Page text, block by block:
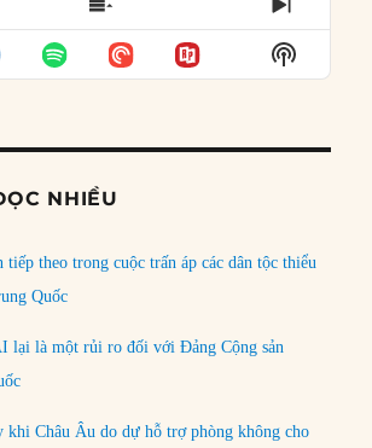
SHOW
EPISODES
LIST
NEXT
Show
Podcast
NHIỀU
tiếp theo trong cuộc trấn áp các dân tộc thiểu
Quốc
lại là một rủi ro đối với Đảng Cộng sản
khi Châu Âu do dự hỗ trợ phòng không cho